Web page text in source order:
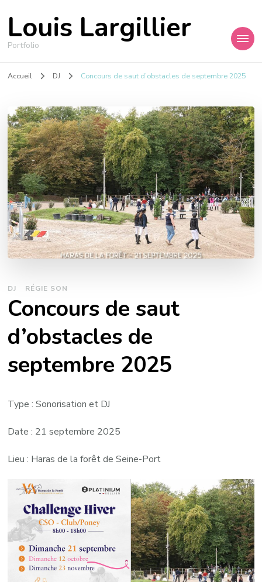
Louis Largillier
Portfolio
Accueil DJ Concours de saut d’obstacles de septembre 2025
DJ RÉGIE SON
Concours de saut
d’obstacles de
septembre 2025
Type : Sonorisation et DJ
Date : 21 septembre 2025
Lieu : Haras de la forêt de Seine-Port